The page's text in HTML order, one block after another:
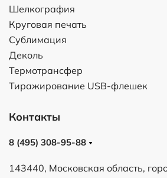
Шелкография
Круговая печать
Сублимация
Деколь
Термотрансфер
Тиражирование USB-флешек
Контакты
8 (495) 308-95-88
143440, Московская область,